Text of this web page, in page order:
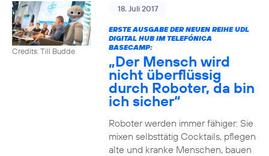
Credits: Till Budde
18. Juli 2017
ERSTE AUSGABE DER NEUEN REIHE UDL
DIGITAL HUB IM TELEFÓNICA
BASECAMP:
„Der Mensch wird
nicht überflüssig
durch Roboter, da bin
ich sicher“
Roboter werden immer fähiger: Sie
mixen selbsttätig Cocktails, pflegen
alte und kranke Menschen, bauen